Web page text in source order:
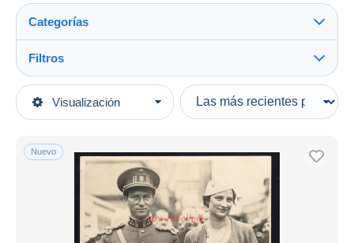
Visualización
Categorías
Categorías principales
Europa
Bélgica
Bruselas
Salud, hospitales
Filtros
Tipo de venta
Activas
Subasta con ofertas
Subastas sin pujas
Casa de subastas
Vendidos
Nuevo